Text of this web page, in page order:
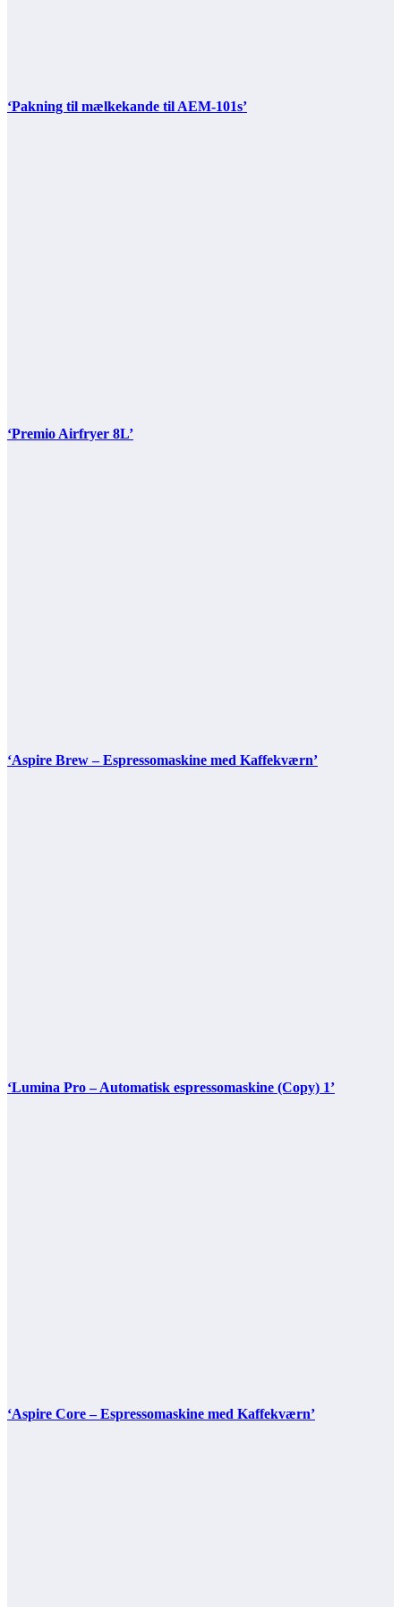
‘Pakning til mælkekande til AEM-101s’
‘Premio Airfryer 8L’
‘Aspire Brew – Espressomaskine med Kaffekværn’
‘Lumina Pro – Automatisk espressomaskine (Copy) 1’
‘Aspire Core – Espressomaskine med Kaffekværn’